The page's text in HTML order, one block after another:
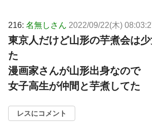
216: 名無しさん 2022/09/22(木)
東京人だけど山形の芋煮会は
た
漫画家さんが山形出身なので
女子高生が仲間と芋煮してた
レスにコメント